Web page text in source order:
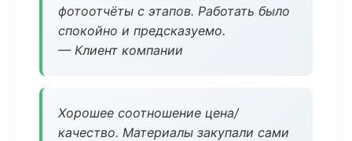
фотоотчёты с этапов. Работать было
спокойно и предсказуемо.
— Клиент компании
Хорошее соотношение цена/
качество. Материалы закупали сами